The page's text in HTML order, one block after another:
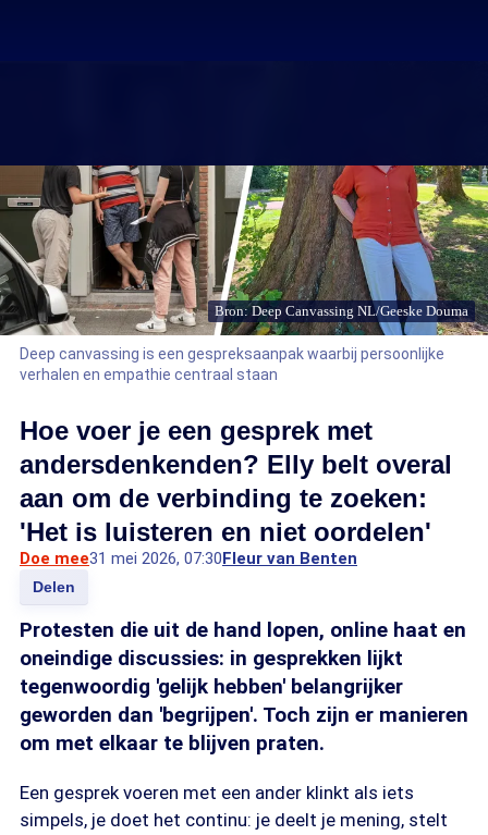
Bron: Deep Canvassing NL/Geeske Douma
Deep canvassing is een gespreksaanpak waarbij persoonlijke
verhalen en empathie centraal staan
Hoe voer je een gesprek met
andersdenkenden? Elly belt overal
aan om de verbinding te zoeken:
'Het is luisteren en niet oordelen'
Doe mee31 mei 2026, 07:30Fleur van Benten
Delen
Protesten die uit de hand lopen, online haat en
oneindige discussies: in gesprekken lijkt
tegenwoordig 'gelijk hebben' belangrijker
geworden dan 'begrijpen'. Toch zijn er manieren
om met elkaar te blijven praten.
Een gesprek voeren met een ander klinkt als iets
simpels, je doet het continu: je deelt je mening, stelt